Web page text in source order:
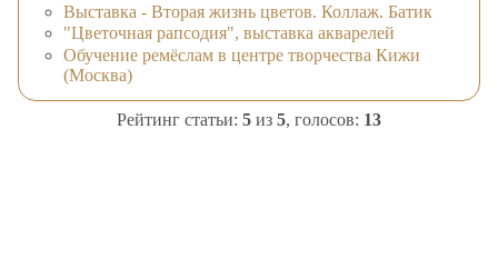
Выставка - Вторая жизнь цветов. Коллаж. Батик
"Цветочная рапсодия", выставка акварелей
Обучение ремёслам в центре творчества Кижи
(Москва)
Рейтинг статьи: 5 из 5, голосов: 13